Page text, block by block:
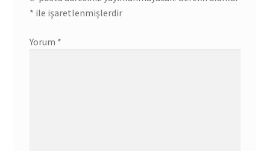
* ile işaretlenmişlerdir
Yorum *